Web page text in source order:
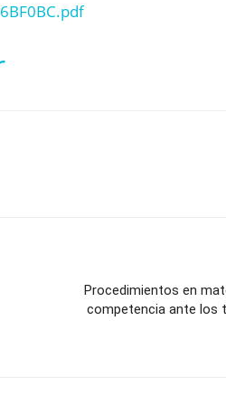
Procedimientos en
competencia ante los